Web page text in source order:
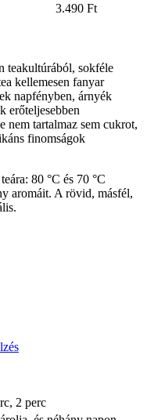
3.490 Ft
teakultúrából, sokféle
kellemesen fanyar
napfényben, árnyék
erőteljesebben
nem tartalmaz sem cukrot,
finomságok
80 °C és 70 °C
aromáit. A rövid, másfél,
2 perc